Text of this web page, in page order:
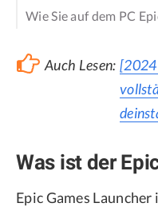
Wie Sie auf dem PC
Auch Lesen: [2024
Was ist der
Epic Games